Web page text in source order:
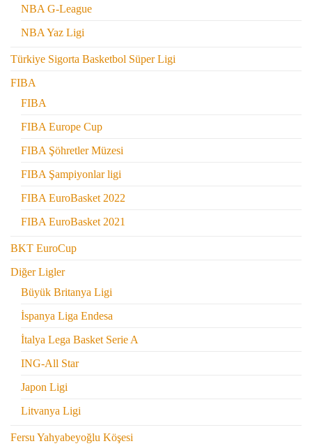
NBA G-League
NBA Yaz Ligi
Türkiye Sigorta Basketbol Süper Ligi
FIBA
FIBA
FIBA Europe Cup
FIBA Şöhretler Müzesi
FIBA Şampiyonlar ligi
FIBA EuroBasket 2022
FIBA EuroBasket 2021
BKT EuroCup
Diğer Ligler
Büyük Britanya Ligi
İspanya Liga Endesa
İtalya Lega Basket Serie A
ING-All Star
Japon Ligi
Litvanya Ligi
Fersu Yahyabeyoğlu Köşesi